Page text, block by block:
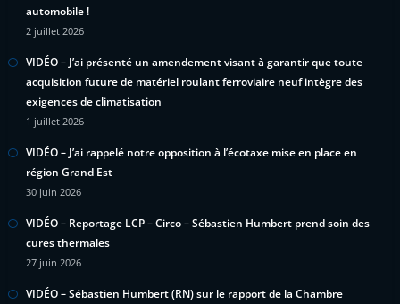
automobile !
2 juillet 2026
VIDÉO – J’ai présenté un amendement visant à garantir que toute
acquisition future de matériel roulant ferroviaire neuf intègre des
exigences de climatisation
1 juillet 2026
VIDÉO – J’ai rappelé notre opposition à l’écotaxe mise en place en
région Grand Est
30 juin 2026
VIDÉO – Reportage LCP – Circo – Sébastien Humbert prend soin des
cures thermales
27 juin 2026
VIDÉO – Sébastien Humbert (RN) sur le rapport de la Chambre